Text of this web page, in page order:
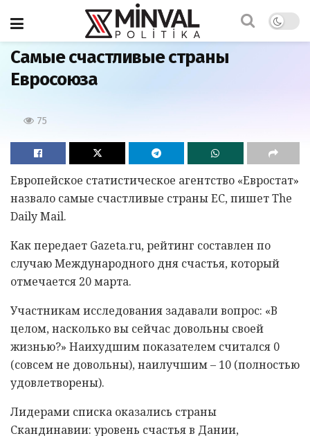
Главная
Самые счастливые страны
Евросоюза
75
Европейское статистическое агентство «Евростат»
назвало самые счастливые страны ЕС, пишет The
Daily Mail.
Как передает Gazeta.ru, рейтинг составлен по
случаю Международного дня счастья, который
отмечается 20 марта.
Участникам исследования задавали вопрос: «В
целом, насколько вы сейчас довольны своей
жизнью?» Наихудшим показателем считался 0
(совсем не довольны), наилучшим – 10 (полностью
удовлетворены).
Лидерами списка оказались страны
Скандинавии: уровень счастья в Дании,